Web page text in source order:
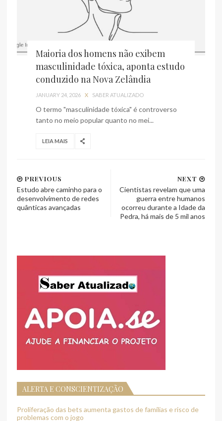
Maioria dos homens não exibem
masculinidade tóxica, aponta estudo
conduzido na Nova Zelândia
JANUARY 24, 2026 X SABER ATUALIZADO
O termo "masculinidade tóxica" é controverso
tanto no meio popular quanto no mei...
LEIA MAIS
NEXT
Cientistas revelam que uma
guerra entre humanos
ocorreu durante a Idade da
Pedra, há mais de 5 mil anos
PREVIOUS
Estudo abre caminho para o
desenvolvimento de redes
quânticas avançadas
ALERTA E CONSCIENTIZAÇÃO
Proliferação das bets aumenta gastos de famílias e risco de
problemas com o jogo